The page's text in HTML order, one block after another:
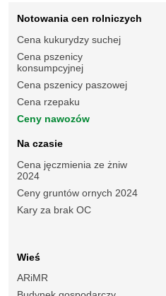
Notowania cen rolniczych
Cena kukurydzy suchej
Cena pszenicy
konsumpcyjnej
Cena pszenicy paszowej
Cena rzepaku
Ceny nawozów
Na czasie
Cena jęczmienia ze żniw
2024
Ceny gruntów ornych 2024
Kary za brak OC
Wieś
ARiMR